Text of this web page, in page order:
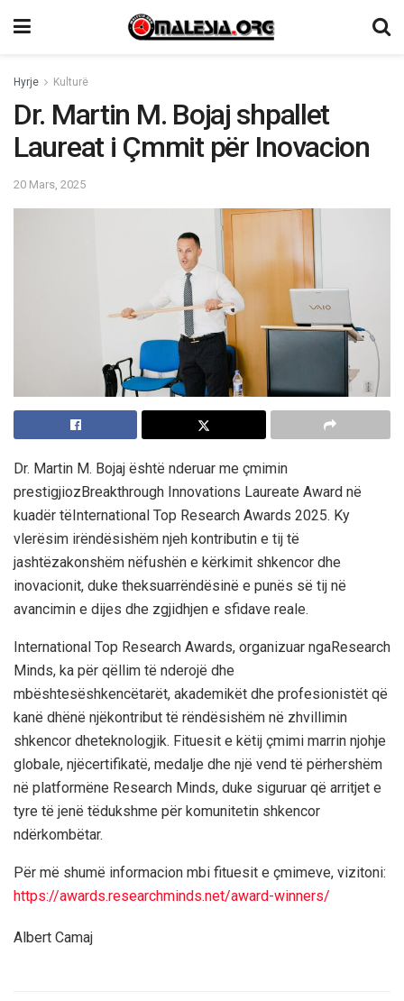
Hyrje Kulturë
Dr. Martin M. Bojaj shpallet
Laureat i Çmmit për Inovacion
20 Mars, 2025
Dr. Martin M. Bojaj është nderuar me çmimin
prestigjiozBreakthrough Innovations Laureate Award në
kuadër tëInternational Top Research Awards 2025. Ky
vlerësim irëndësishëm njeh kontributin e tij të
jashtëzakonshëm nëfushën e kërkimit shkencor dhe
inovacionit, duke theksuarrëndësinë e punës së tij në
avancimin e dijes dhe zgjidhjen e sfidave reale.
International Top Research Awards, organizuar ngaResearch
Minds, ka për qëllim të nderojë dhe
mbështesëshkencëtarët, akademikët dhe profesionistët që
kanë dhënë njëkontribut të rëndësishëm në zhvillimin
shkencor dheteknologjik. Fituesit e këtij çmimi marrin njohje
globale, njëcertifikatë, medalje dhe një vend të përhershëm
në platformëne Research Minds, duke siguruar që arritjet e
tyre të jenë tëdukshme për komunitetin shkencor
ndërkombëtar.
Për më shumë informacion mbi fituesit e çmimeve, vizitoni:
https://awards.researchminds.net/award-winners/
Albert Camaj